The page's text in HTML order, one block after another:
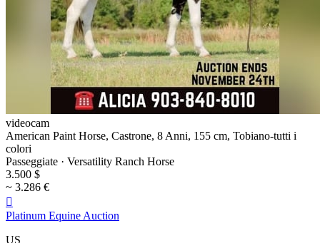
videocam
American Paint Horse, Castrone, 8 Anni, 155 cm, Tobiano-tutti i
colori
Passeggiate · Versatility Ranch Horse
3.500 $
~ 3.286 €

Platinum Equine Auction
US